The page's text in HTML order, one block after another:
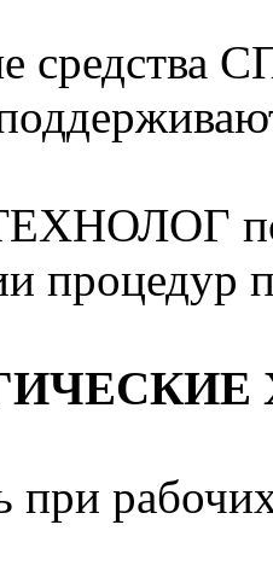
средства
процедур
при